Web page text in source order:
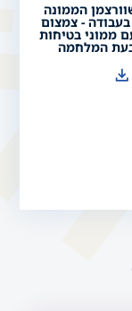
הממונה
- צמצום
ממוני בטיחות
המלחמה